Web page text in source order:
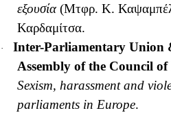
εξουσία (Μτφρ. Κ.
Καρδαμίτσα.
·
Inter-Parliamentary Union
Assembly of the Council
Sexism, harassment and
parliaments in Europe.